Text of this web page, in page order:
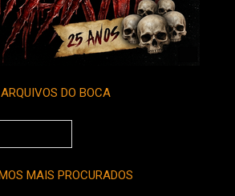
ARQUIVOS DO BOCA
MAIS PROCURADOS